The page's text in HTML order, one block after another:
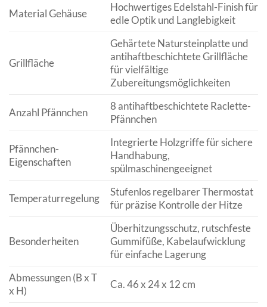
Material Gehäuse
Hochwertiges Edelstahl-Finish für
edle Optik und Langlebigkeit
Grillfläche
Gehärtete Natursteinplatte und
antihaftbeschichtete Grillfläche
für vielfältige
Zubereitungsmöglichkeiten
Anzahl Pfännchen
8 antihaftbeschichtete Raclette-
Pfännchen
Pfännchen-
Eigenschaften
Integrierte Holzgriffe für sichere
Handhabung,
spülmaschinengeeignet
Temperaturregelung
Stufenlos regelbarer Thermostat
für präzise Kontrolle der Hitze
Besonderheiten
Überhitzungsschutz, rutschfeste
Gummifüße, Kabelaufwicklung
für einfache Lagerung
Abmessungen (B x T
x H)
Ca. 46 x 24 x 12 cm